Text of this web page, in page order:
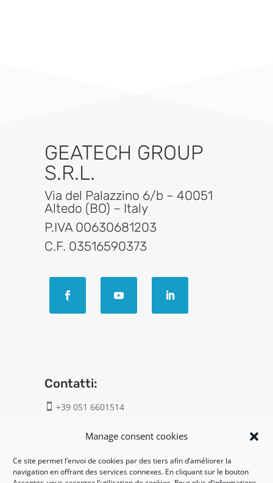
Manage consent cookies
Ce site permet l’envoi de cookies par des tiers afin d’améliorer la
navigation en offrant des services connexes. En cliquant sur le bouton
GEATECH GROUP
S.R.L.
Via del Palazzino 6/b – 40051
Altedo (BO) – Italy
P.IVA 00630681203
C.F. 03516590373
Contatti:
 +39 051 6601514
info@geatech.it
UNI EN ISO 9001: 2015